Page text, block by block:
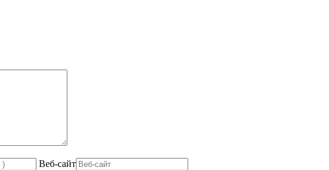
Веб-сайт